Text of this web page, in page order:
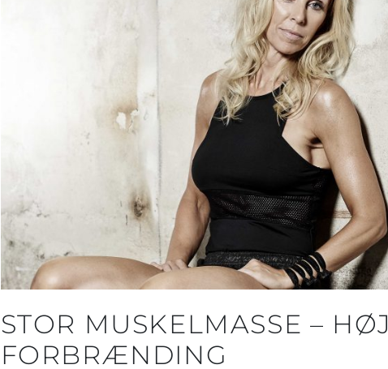
STOR MUSKELMASSE – HØJ
FORBRÆNDING